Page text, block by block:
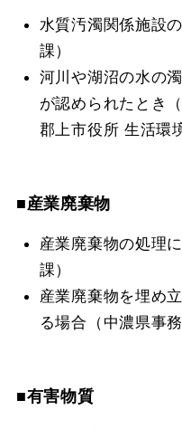
水質汚濁関係施設
課）
河川や湖沼の水の
が認められたとき
郡上市役所 生活環
■産業廃棄物
産業廃棄物の処理
課）
産業廃棄物を埋め
る場合（中濃県事
■有害物質